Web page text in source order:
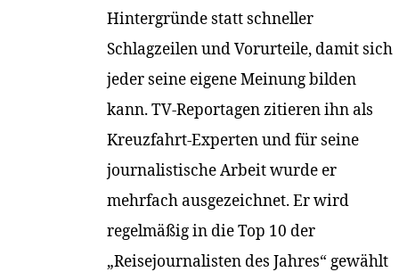
Hintergründe statt schneller
Schlagzeilen und Vorurteile, damit sich
jeder seine eigene Meinung bilden
kann. TV-Reportagen zitieren ihn als
Kreuzfahrt-Experten und für seine
journalistische Arbeit wurde er
mehrfach ausgezeichnet. Er wird
regelmäßig in die Top 10 der
„Reisejournalisten des Jahres“ gewählt